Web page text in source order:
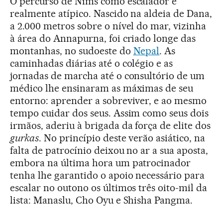
realmente atípico. Nascido na aldeia de Dana,
a 2.000 metros sobre o nível do mar, vizinha
à área do Annapurna, foi criado longe das
montanhas, no sudoeste do Nepal. As
caminhadas diárias até o colégio e as
jornadas de marcha até o consultório de um
médico lhe ensinaram as máximas de seu
entorno: aprender a sobreviver, e ao mesmo
tempo cuidar dos seus. Assim como seus dois
irmãos, aderiu à brigada da força de elite dos
gurkas. No princípio deste verão asiático, na
falta de patrocínio deixou no ar a sua aposta,
embora na última hora um patrocinador
tenha lhe garantido o apoio necessário para
escalar no outono os últimos três oito-mil da
lista: Manaslu, Cho Oyu e Shisha Pangma.